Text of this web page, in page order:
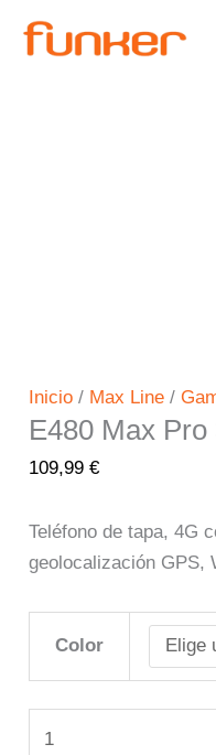
Inicio / Max Line /
E480 Max Pro
109,99€
Teléfono de tapa, 4G
geolocalización GPS,
Color
Max